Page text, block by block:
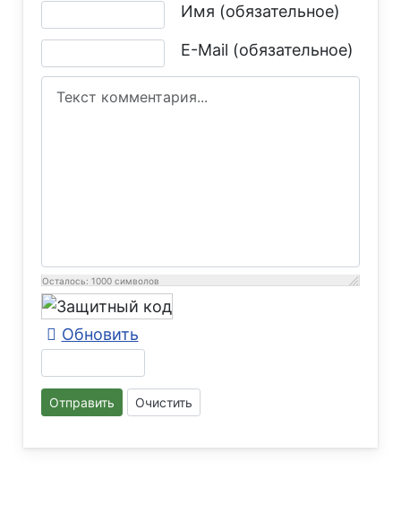
Имя (обязательное)
E-Mail (обязательное)
Текст комментария
Осталось: 1000 символов
Обновить
Отправить Очистить